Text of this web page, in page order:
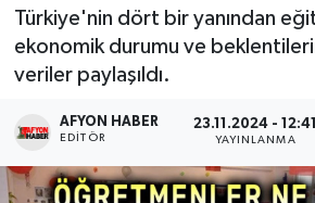
Türkiye'nin dört bir yanından
ekonomik durumu ve
veriler paylaşıldı.
AFYON HABER
EDITÖR
23.11.2024 - 12:41
YAYINLANMA
Sivil Toplum